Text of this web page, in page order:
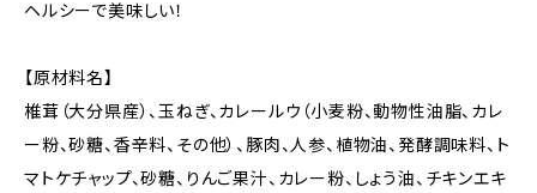
ヘルシーで美味しい！
【原材料名】
椎茸（大分県産）、玉ねぎ、カレールウ（小麦粉、動物性油脂、カレ
ー粉、砂糖、香辛料、その他）、豚肉、人参、植物油、発酵調味料、ト
マトケチャップ、砂糖、りんご果汁、カレー粉、しょう油、チキンエキ